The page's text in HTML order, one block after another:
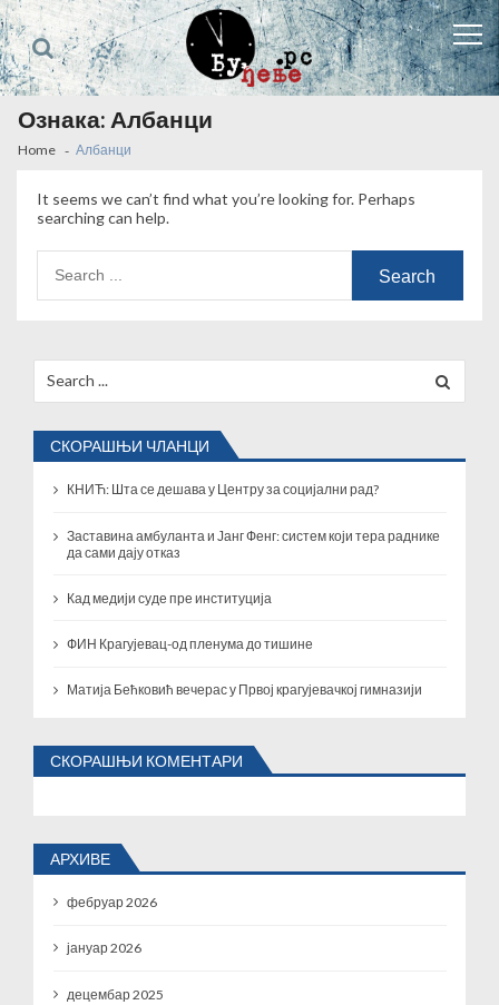
Skip
to
navigation
Skip
to
content
Ознака: Албанци
Home Албанци
It seems we can’t find what you’re looking for. Perhaps
searching can help.
for:
for:
СКОРАШЊИ ЧЛАНЦИ
КНИЋ: Шта се дешава у Центру за социјални рад?
Заставина амбуланта и Јанг Фенг: систем који тера раднике
да сами дају отказ
Кад медији суде пре институција
ФИН Крагујевац-од пленума до тишине
Матија Бећковић вечерас у Првој крагујевачкој гимназији
СКОРАШЊИ КОМЕНТАРИ
АРХИВЕ
фебруар 2026
јануар 2026
децембар 2025